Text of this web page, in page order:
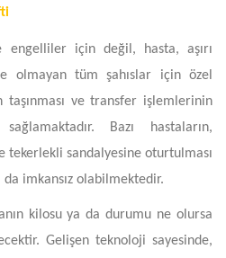
engelliler için değil, hasta, aşırı
olmayan tüm şahıslar için özel
taşınması ve transfer işlemlerinin
Bazı hastaların,
tekerlekli sandalyesine oturtulması
imkansız olabilmektedir.
kilosu ya da durumu ne olursa
Gelişen teknoloji sayesinde,